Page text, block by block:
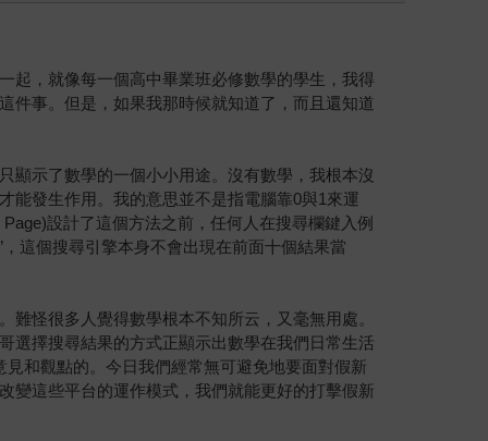
起，就像每一個高中畢業班必修數學的學生，我得
件事。但是，如果我那時候就知道了，而且還知道
顯示了數學的一個小小用途。沒有數學，我根本沒
能發生作用。我的意思並不是指電腦靠0與1來運
設計了這個方法之前，任何人在搜尋欄鍵入例
這個搜尋引擎本身不會出現在前面十個結果當
怪很多人覺得數學根本不知所云，又毫無用處。
選擇搜尋結果的方式正顯示出數學在我們日常生活
和觀點的。今日我們經常無可避免地要面對假新
變這些平台的運作模式，我們就能更好的打擊假新